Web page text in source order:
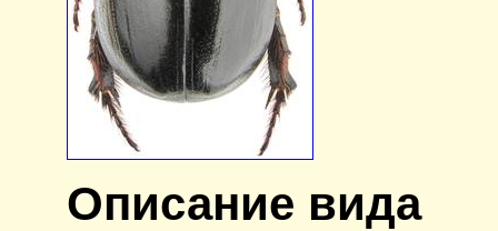
Описание вида